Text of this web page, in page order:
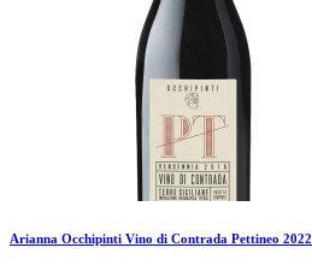
Arianna Occhipinti Vino di Contrada Pettineo 2022